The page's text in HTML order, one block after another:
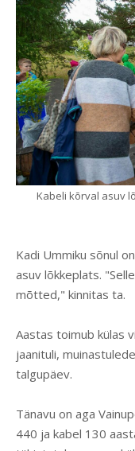
Kabeli kõrval asuv
Kadi Ummiku sõnul
asuv lõkkeplats.
mõtted," kinnitas ta.
Aastas toimub külas
jaanituli,
talgupäev.
Tänavu on aga
440 ja kabel 130